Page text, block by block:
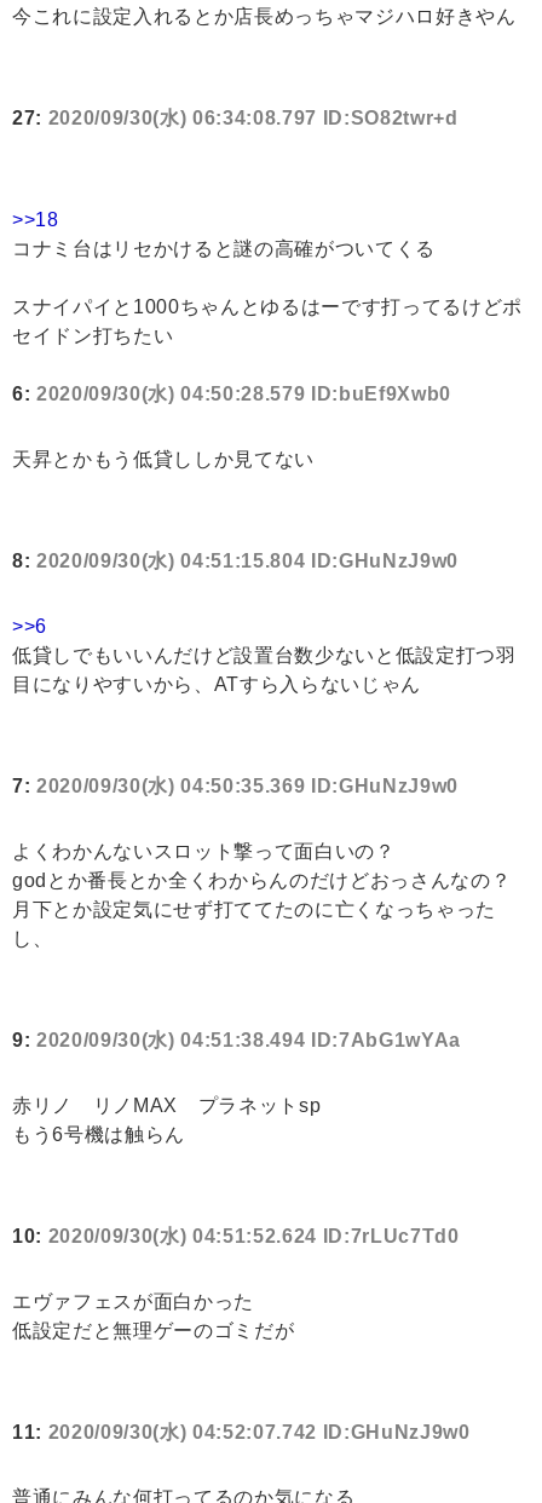
今これに設定入れるとか店長めっちゃマジハロ好きやん
27: 2020/09/30(水) 06:34:08.797 ID:SO82twr+d
>>18
コナミ台はリセかけると謎の高確がついてくる
スナイパイと1000ちゃんとゆるはーです打ってるけどポ
セイドン打ちたい
6: 2020/09/30(水) 04:50:28.579 ID:buEf9Xwb0
天昇とかもう低貸ししか見てない
8: 2020/09/30(水) 04:51:15.804 ID:GHuNzJ9w0
>>6
低貸しでもいいんだけど設置台数少ないと低設定打つ羽
目になりやすいから、ATすら入らないじゃん
7: 2020/09/30(水) 04:50:35.369 ID:GHuNzJ9w0
よくわかんないスロット撃って面白いの？
godとか番長とか全くわからんのだけどおっさんなの？
月下とか設定気にせず打ててたのに亡くなっちゃった
し、
9: 2020/09/30(水) 04:51:38.494 ID:7AbG1wYAa
赤リノ リノMAX プラネットsp
もう6号機は触らん
10: 2020/09/30(水) 04:51:52.624 ID:7rLUc7Td0
エヴァフェスが面白かった
低設定だと無理ゲーのゴミだが
11: 2020/09/30(水) 04:52:07.742 ID:GHuNzJ9w0
普通にみんな何打ってるのか気になる